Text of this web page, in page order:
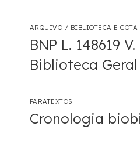
ARQUIVO / BIBLIOTECA E COTA
BNP L. 148619
Biblioteca Geral
PARATEXTOS
Cronologia